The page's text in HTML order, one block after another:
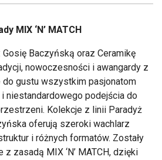
MIX ‘N’ MATCH
Baczyńską oraz Ceramikę
nowoczesności i awangardy z
gustu wszystkim pasjonatom
niestandardowego podejścia do
Kolekcje z linii Paradyż
oferują szeroki wachlarz
i różnych formatów. Zostały
zasadą MIX ‘N’ MATCH, dzięki